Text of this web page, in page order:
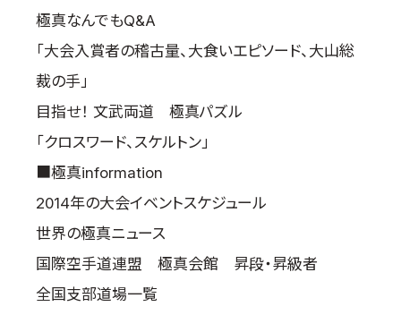
極真なんでもQ&A
「大会入賞者の稽古量、大食いエピソード、大山総
裁の手」
目指せ！ 文武両道 極真パズル
「クロスワード、スケルトン」
■極真information
2014年の大会イベントスケジュール
世界の極真ニュース
国際空手道連盟 極真会館 昇段・昇級者
全国支部道場一覧